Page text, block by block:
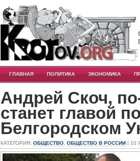
ГЛАВНАЯ ПОЛИТИКА ЭКОНОМИКА
Андрей Скоч,
станет главой
Белгородском
КАТЕГОРИЯ: ОБЩЕСТВО ОБЩЕСТВО В РОССИИ | 10